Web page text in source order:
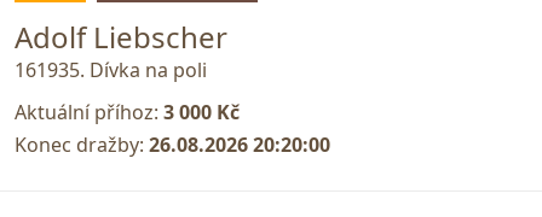
Adolf Liebscher
161935. Dívka na poli
Aktuální příhoz: 3 000 Kč
Konec dražby: 26.08.2026 20:20:00